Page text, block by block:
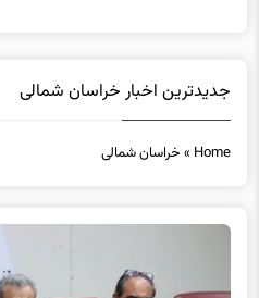
جدیدترین اخبار خراسان شمالی
Home
»خراسان شمالی